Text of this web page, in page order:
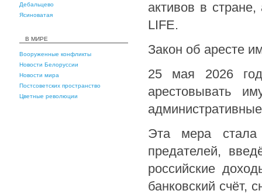
Дебальцево
Ясиноватая
В МИРЕ
Вооруженные конфликты
Новости Белоруссии
Новости мира
Постсоветских пространство
Цветные революции
активов в
LIFE.
Закон об аресте
25 мая 2026
арестовывать
Эта мера стала
предателей,
российские
банковский счёт,